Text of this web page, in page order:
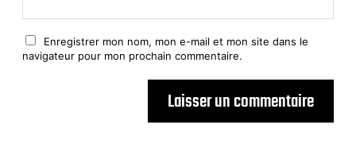
Enregistrer mon nom, mon e-mail et mon site dans le
navigateur pour mon prochain commentaire.